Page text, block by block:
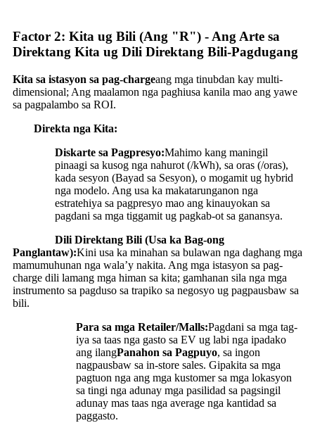
Factor 2: Kita ug Bili (Ang "R") - Ang Arte sa
Direktang Kita ug Dili Direktang Bili-Pagdugang
Kita sa istasyon sa pag-chargeang mga tinubdan kay multi-
dimensional; Ang maalamon nga paghiusa kanila mao ang yawe
sa pagpalambo sa ROI.
Direkta nga Kita:
Diskarte sa Pagpresyo:Mahimo kang maningil
pinaagi sa kusog nga nahurot (/kWh), sa oras (/oras),
kada sesyon (Bayad sa Sesyon), o mogamit ug hybrid
nga modelo. Ang usa ka makatarunganon nga
estratehiya sa pagpresyo mao ang kinauyokan sa
pagdani sa mga tiggamit ug pagkab-ot sa ganansya.
Dili Direktang Bili (Usa ka Bag-ong
Panglantaw):Kini usa ka minahan sa bulawan nga daghang mga
mamumuhunan nga wala’y nakita. Ang mga istasyon sa pag-
charge dili lamang mga himan sa kita; gamhanan sila nga mga
instrumento sa pagduso sa trapiko sa negosyo ug pagpausbaw sa
bili.
Para sa mga Retailer/Malls:Pagdani sa mga tag-
iya sa taas nga gasto sa EV ug labi nga ipadako
ang ilangPanahon sa Pagpuyo, sa ingon
nagpausbaw sa in-store sales. Gipakita sa mga
pagtuon nga ang mga kustomer sa mga lokasyon
sa tingi nga adunay mga pasilidad sa pagsingil
adunay mas taas nga average nga kantidad sa
paggasto.